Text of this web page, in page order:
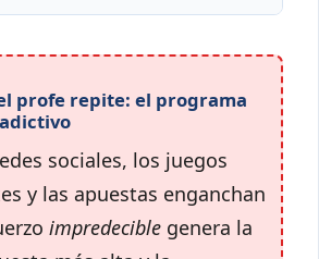
profe repite: el programa
sociales, los juegos
y las apuestas enganchan
impredecible genera la